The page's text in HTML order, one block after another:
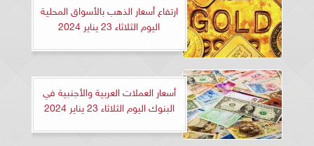
ارتفاع أسعار الذهب بالأسواق المحلية
اليوم الثلاثاء 23 يناير 2024
أسعار العملات العربية والأجنبية في
البنوك اليوم الثلاثاء 23 يناير 2024